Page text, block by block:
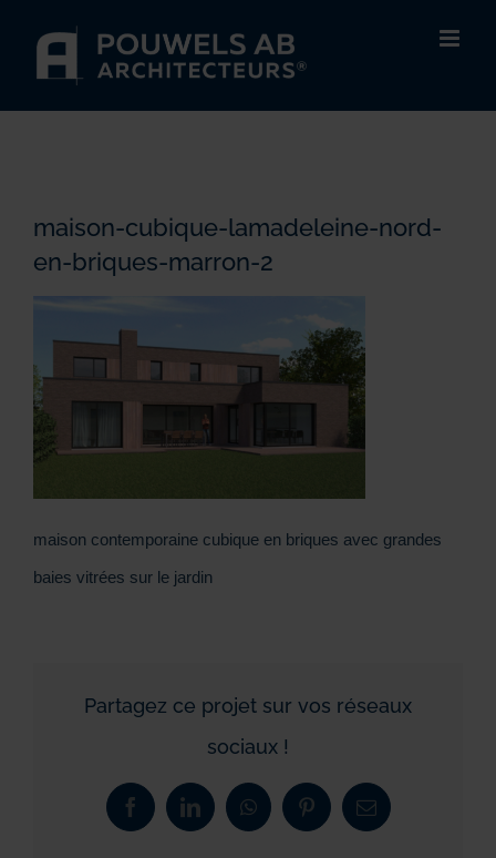
maison-cubique-lamadeleine-nord-
en-briques-marron-2
maison contemporaine cubique en briques avec grandes
baies vitrées sur le jardin
Partagez ce projet sur vos réseaux
sociaux !
FacebookLinkedInWhatsAppPinterestEmail